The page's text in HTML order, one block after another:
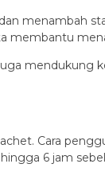
menambah
membantu
mendukung
Cara
6 jam